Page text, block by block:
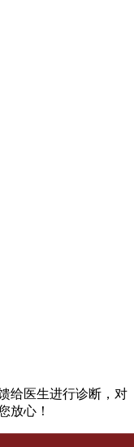
给医生进行诊断，对
放心！